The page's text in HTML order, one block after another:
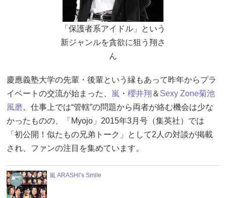
「保護者系アイドル」という
新ジャンルを貪欲に狙う翔さ
ん
慶應義塾大学の先輩・後輩という縁もあって昨年からプラ
イベートの交流が始まった、
嵐 ・ 櫻井翔 ＆ Sexy Zone菊池
風磨。仕事上では“管轄”の問題から両者が絡む機会は少な
かったものの、「Myojo」2015年3月号（集英社）では
「初公開！似たもの兄弟トーク」として2人の対談が掲載
され、ファンの注目を集めています。
嵐 ARASHI’s Smile